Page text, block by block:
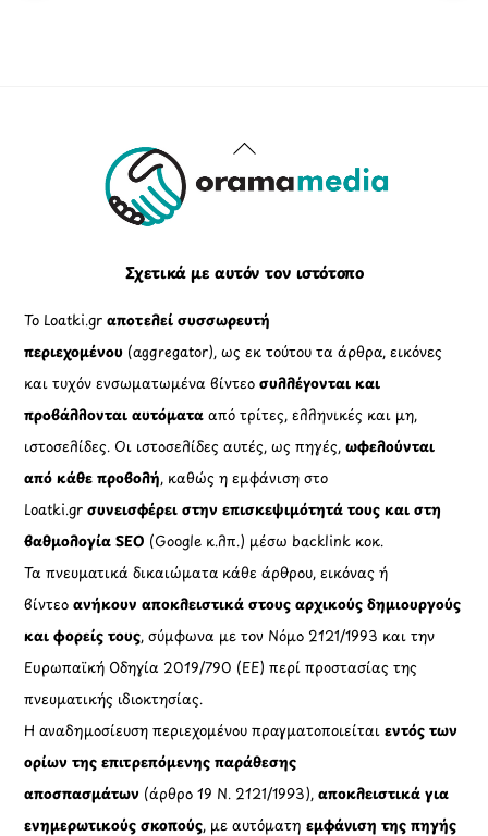
Back
To
Σχετικά με αυτόν τον ιστότοπο
Το Loatki.grαποτελεί συσσωρευτή
περιεχομένου (aggregator), ως εκ τούτου τα άρθρα, εικόνες
και τυχόν ενσωματωμένα βίντεοσυλλέγονται και
προβάλλονται αυτόματααπό τρίτες, ελληνικές και μη,
ιστοσελίδες. Οι ιστοσελίδες αυτές, ως πηγές,ωφελούνται
από κάθε προβολή, καθώς η εμφάνιση στο
Loatki.gr συνεισφέρει στην επισκεψιμότητά τους και στη
βαθμολογία SEO (Google κ.λπ.) μέσω backlink κοκ.
Τα πνευματικά δικαιώματα κάθε άρθρου, εικόνας ή
βίντεοανήκουν αποκλειστικά στους αρχικούς δημιουργούς
και φορείς τους, σύμφωνα με τον Νόμο 2121/1993 και την
Ευρωπαϊκή Οδηγία 2019/790 (ΕΕ) περί προστασίας της
πνευματικής ιδιοκτησίας.
Η αναδημοσίευση περιεχομένου πραγματοποιείταιεντός των
ορίων της επιτρεπόμενης παράθεσης
αποσπασμάτων (άρθρο 19 Ν. 2121/1993), αποκλειστικά για
ενημερωτικούς σκοπούς, με αυτόματηεμφάνιση της πηγής